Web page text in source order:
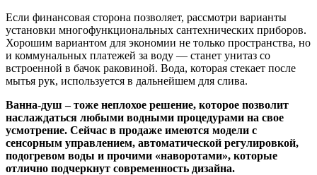
Если финансовая сторона позволяет, рассмотри варианты
установки многофункциональных сантехнических приборов.
Хорошим вариантом для экономии не только пространства, но
и коммунальных платежей за воду — станет унитаз со
встроенной в бачок раковиной. Вода, которая стекает после
мытья рук, используется в дальнейшем для слива.
Ванна-душ – тоже неплохое решение, которое позволит
наслаждаться любыми водными процедурами на свое
усмотрение. Сейчас в продаже имеются модели с
сенсорным управлением, автоматической регулировкой,
подогревом воды и прочими «наворотами», которые
отлично подчеркнут современность дизайна.